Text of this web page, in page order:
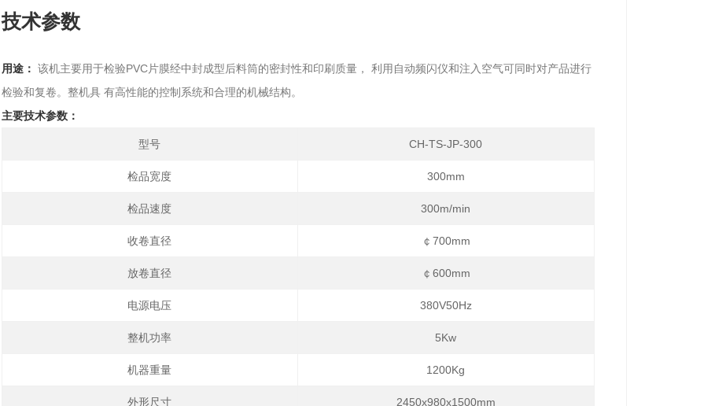
技术参数
用途： 该机主要用于检验PVC片膜经中封成型后料筒的密封性和印刷质量， 利用自动频闪仪和注入空气可同时对产品进行
检验和复卷。整机具 有高性能的控制系统和合理的机械结构。
主要技术参数：
型号 CH-TS-JP-300
检品宽度 300mm
检品速度 300m/min
收卷直径 ￠700mm
放卷直径 ￠600mm
电源电压 380V50Hz
整机功率 5Kw
机器重量 1200Kg
外形尺寸 2450x980x1500mm